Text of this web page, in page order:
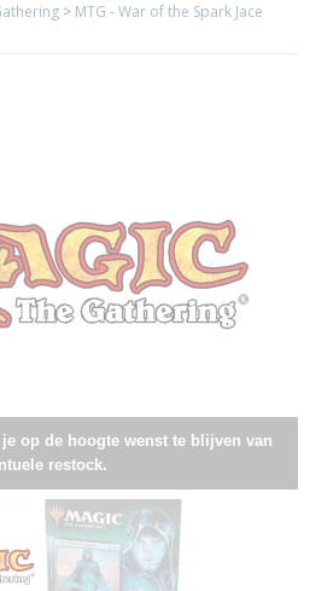
> MTG - War of the Spark Jace
op de hoogte wenst te blijven van
restock.